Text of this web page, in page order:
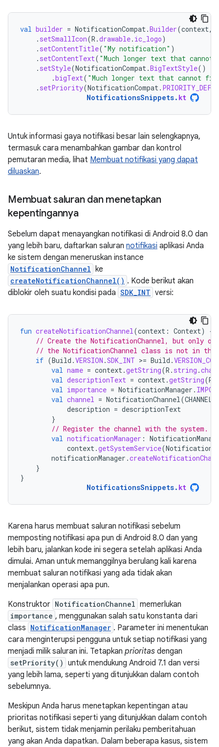
val builder = NotificationCompat.Builder(context,
. setSmallIcon(R .drawable. ic_logo)
. setContentTitle( "My notification" )
. setContentText( "Much longer text that
. setStyle(NotificationCompat.BigTextStyle()
.bigText( "Much longer text that cannot
. setPriority(NotificationCompat.
NotificationsSnippets. kt
Untuk informasi gaya notifikasi besar lain selengkapnya,
termasuk cara menambahkan gambar dan kontrol
pemutaran media, lihat Membuat notifikasi yang dapat
diluaskan.
Membuat saluran dan menetapkan
kepentingannya
Sebelum dapat menayangkan notifikasi di Android 8.0 dan
yang lebih baru, daftarkan saluran notifikasi aplikasi Anda
ke sistem dengan meneruskan instance
NotificationChannel ke
createNotificationChannel() . Kode berikut akan
diblokir oleh suatu kondisi pada SDK_INT versi:
fun createNotificationChannel(context : Context)
{
// Create the NotificationChannel, but only on
// the NotificationChannel class is not in the
if (Build .VERSION .SDK_INT >= Build .
val name = context.getString(R . string .
val descriptionText = context.getString(R
val importance = NotificationManager .
val channel = NotificationChannel(
description = descriptionText
}
// Register the channel with the system.
val notificationManager :
context.getSystemService(
notificationManager .
}
}
NotificationsSnippets. kt
Karena harus membuat saluran notifikasi sebelum
memposting notifikasi apa pun di Android 8.0 dan yang
lebih baru, jalankan kode ini segera setelah aplikasi Anda
dimulai. Aman untuk memanggilnya berulang kali karena
membuat saluran notifikasi yang ada tidak akan
menjalankan operasi apa pun.
Konstruktor NotificationChannel memerlukan
importance , menggunakan salah satu konstanta dari
class NotificationManager . Parameter ini menentukan
cara menginterupsi pengguna untuk setiap notifikasi yang
menjadi milik saluran ini. Tetapkan prioritas dengan
setPriority() untuk mendukung Android 7.1 dan versi
yang lebih lama, seperti yang ditunjukkan dalam contoh
sebelumnya.
Meskipun Anda harus menetapkan kepentingan atau
prioritas notifikasi seperti yang ditunjukkan dalam contoh
berikut, sistem tidak menjamin perilaku pemberitahuan
yang akan Anda dapatkan. Dalam beberapa kasus, sistem